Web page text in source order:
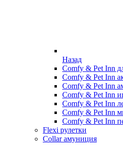
Назад
Comfy & Pet Inn
Comfy & Pet Inn
Comfy & Pet Inn
Comfy & Pet Inn
Comfy & Pet Inn
Comfy & Pet Inn
Comfy & Pet Inn
Flexi рулетки
Collar амуниция